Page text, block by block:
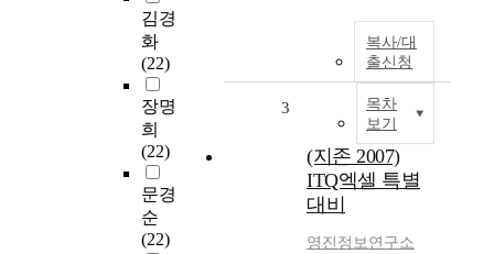
김경
화
(22)
장명
희
(22)
문경
순
(22)
복사/대
출신청
목차
보기
3
(지존 2007)
ITQ엑셀 특별
대비
영진정보연구소